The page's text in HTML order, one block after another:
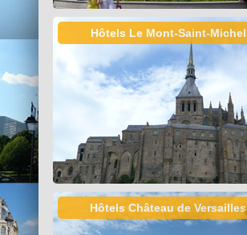
Hôtels Le Mont-Saint-Michel
Hôtels Château de Versailles